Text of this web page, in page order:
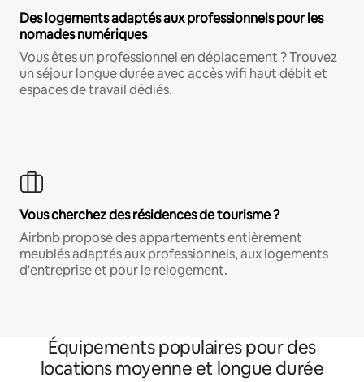
Des logements adaptés aux professionnels pour les
nomades numériques
Vous êtes un professionnel en déplacement ? Trouvez
un séjour longue durée avec accès wifi haut débit et
espaces de travail dédiés.
Vous cherchez des résidences de tourisme ?
Airbnb propose des appartements entièrement
meublés adaptés aux professionnels, aux logements
d'entreprise et pour le relogement.
Équipements populaires pour des
locations moyenne et longue durée